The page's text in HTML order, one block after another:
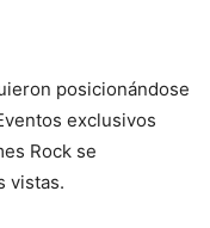
posicionándose
exclusivos
Rock se
vistas.